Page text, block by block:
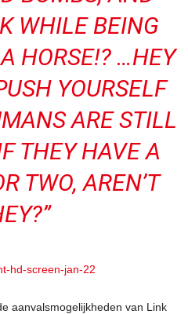
WHILE BEING
HORSE!? …HEY
YOURSELF
ARE STILL
THEY HAVE A
TWO, AREN’T
aanvalsmogelijkheden van Link